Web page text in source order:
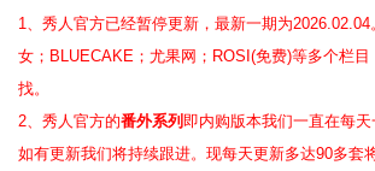
1、秀人官方已经暂停更新，最新一期为
女；BLUECAKE；尤果网；ROSI(免费)等多个栏目
找。
2、 秀人官方的番外系列 即内购版本我们一直在每
如有更新我们将持续跟进。现每天更新多达90多套